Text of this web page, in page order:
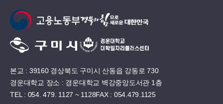
본교 : 39160 경상북도 구미시 산동읍 강동로 730
경운대학교 장소 : 경운대학교 벽강중앙도서관 1층
TEL : 054. 479. 1127 ~ 1128FAX : 054.479.1125